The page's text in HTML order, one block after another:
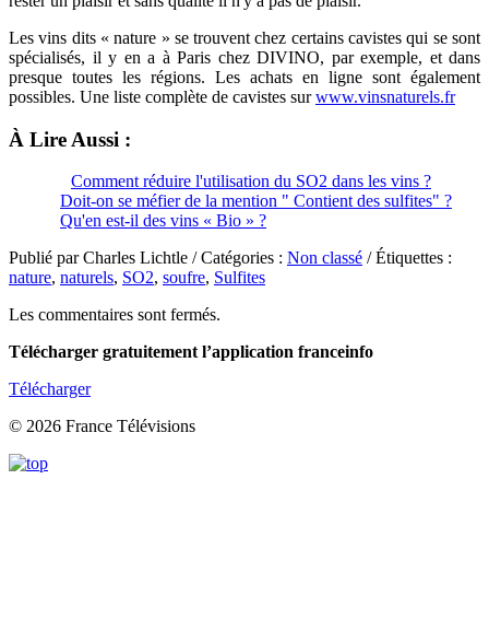
Les vins dits « nature » se trouvent chez certains cavistes qui se sont
spécialisés, il y en a à Paris chez DIVINO, par exemple, et dans
presque toutes les régions. Les achats en ligne sont également
possibles. Une liste complète de cavistes surwww.vinsnaturels.fr
À Lire Aussi :
Comment réduire l'utilisation du SO2 dans les vins ?
Doit-on se méfier de la mention " Contient des sulfites" ?
Qu'en est-il des vins « Bio » ?
Publié par Charles Lichtle / Catégories : Non classé / Étiquettes :
nature, naturels, SO2, soufre, Sulfites
Les commentaires sont fermés.
Télécharger gratuitement l’application franceinfo
Télécharger
© 2026 France Télévisions